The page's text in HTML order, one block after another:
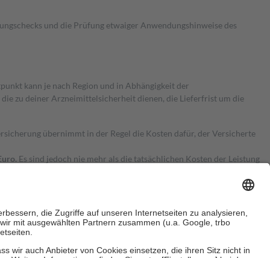
und die Prüfung etwaiger Anwendungshinweise des
kann je nach Region und in Abhängigkeit der
zu deiner Arzneimittelsicherheit dienen, die Lieferfrist um die
übernimmt in der Regel die Kosten dafür, der Versicherte
Es sind jedoch nie mehr als die tatsächlichen Kosten der Leistung
Zuzahlungen an bei: